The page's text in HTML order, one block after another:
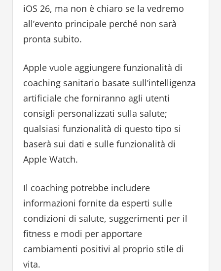
‌iOS 26‌, ma non è chiaro se la vedremo
all’evento principale perché non sarà
pronta subito.
Apple vuole aggiungere funzionalità di
coaching sanitario basate sull’intelligenza
artificiale che forniranno agli utenti
consigli personalizzati sulla salute;
qualsiasi funzionalità di questo tipo si
baserà sui dati e sulle funzionalità di
Apple Watch.
Il coaching potrebbe includere
informazioni fornite da esperti sulle
condizioni di salute, suggerimenti per il
fitness e modi per apportare
cambiamenti positivi al proprio stile di
vita.